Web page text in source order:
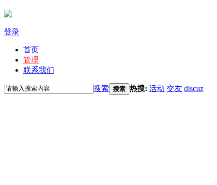
登录
首页
管理
联系我们
搜索 搜索 热搜: 活动 交友 discuz